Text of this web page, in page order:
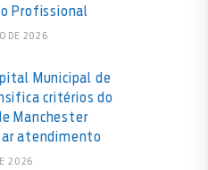
Profissional
DE 2026
Municipal de
critérios do
Manchester
atendimento
2026